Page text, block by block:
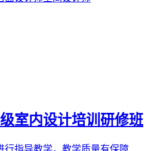
室内设计培训研修班
行指导教学，教学质量有保障